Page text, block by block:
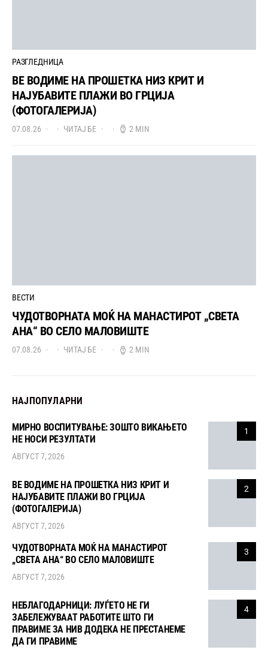
РАЗГЛЕДНИЦА
ВЕ ВОДИМЕ НА ПРОШЕТКА НИЗ КРИТ И
НАЈУБАВИТЕ ПЛАЖИ ВО ГРЦИЈА
(ФОТОГАЛЕРИЈА)
07.08.26 ЧИТАЈ БЕ 2 MIN
ВЕСТИ
ЧУДОТВОРНАТА МОЌ НА МАНАСТИРОТ „СВЕТА
АНА“ ВО СЕЛО МАЛОВИШТЕ
07.08.26 ЧИТАЈ БЕ 2 MIN
НАЈПОПУЛАРНИ
1
МИРНО ВОСПИТУВАЊЕ: ЗОШТО ВИКАЊЕТО
НЕ НОСИ РЕЗУЛТАТИ
АВГУСТ 7, 2026
2
ВЕ ВОДИМЕ НА ПРОШЕТКА НИЗ КРИТ И
НАЈУБАВИТЕ ПЛАЖИ ВО ГРЦИЈА
(ФОТОГАЛЕРИЈА)
АВГУСТ 7, 2026
3
ЧУДОТВОРНАТА МОЌ НА МАНАСТИРОТ
„СВЕТА АНА“ ВО СЕЛО МАЛОВИШТЕ
АВГУСТ 7, 2026
4
НЕБЛАГОДАРНИЦИ: ЛУЃЕТО НЕ ГИ
ЗАБЕЛЕЖУВААТ РАБОТИТЕ ШТО ГИ
ПРАВИМЕ ЗА НИВ ДОДЕКА НЕ ПРЕСТАНЕМЕ
ДА ГИ ПРАВИМЕ